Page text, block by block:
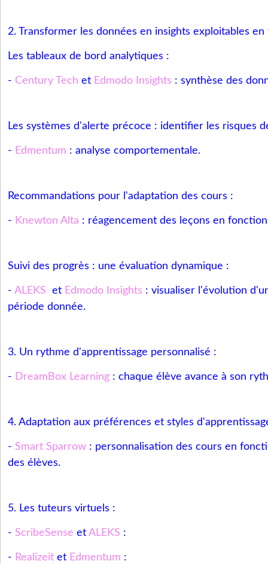
2. Transformer les données en insights exploitables
Les tableaux de bord analytiques :
- Century Tech et Edmodo Insights : synthèse des
Les systèmes d'alerte précoce : identifier les risques
- Edmentum : analyse comportementale.
Recommandations pour l'adaptation des cours :
- Knewton Alta : réagencement des leçons en
Suivi des progrès : une évaluation dynamique :
- ALEKS et Edmodo Insights : visualiser l'évolution
période donnée.
3. Un rythme d'apprentissage personnalisé :
- DreamBox Learning : chaque élève avance à son
4. Adaptation aux préférences et styles
- Smart Sparrow : personnalisation des cours en
des élèves.
5. Les tuteurs virtuels :
- ScribeSense et ALEKS :
- Realizeit et Edmentum :